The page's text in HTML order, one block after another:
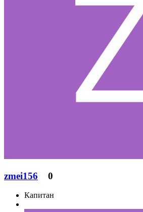
zmei156 0
Капитан